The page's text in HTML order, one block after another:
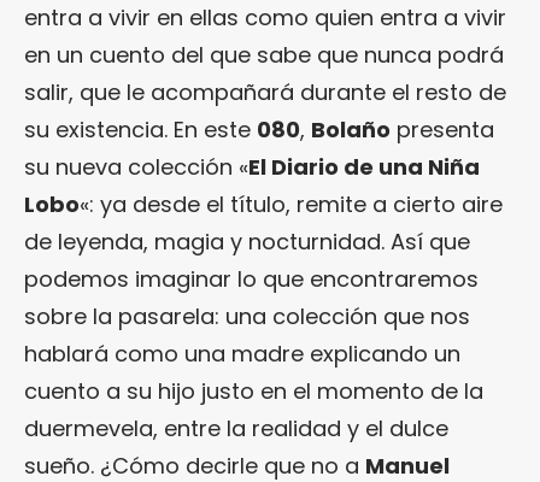
entra a vivir en ellas como quien entra a vivir
en un cuento del que sabe que nunca podrá
salir, que le acompañará durante el resto de
su existencia. En este 080, Bolaño presenta
su nueva colección «El Diario de una Niña
Lobo«: ya desde el título, remite a cierto aire
de leyenda, magia y nocturnidad. Así que
podemos imaginar lo que encontraremos
sobre la pasarela: una colección que nos
hablará como una madre explicando un
cuento a su hijo justo en el momento de la
duermevela, entre la realidad y el dulce
sueño. ¿Cómo decirle que no a Manuel